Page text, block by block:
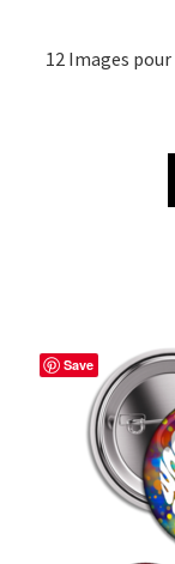
12 Images pour
Save